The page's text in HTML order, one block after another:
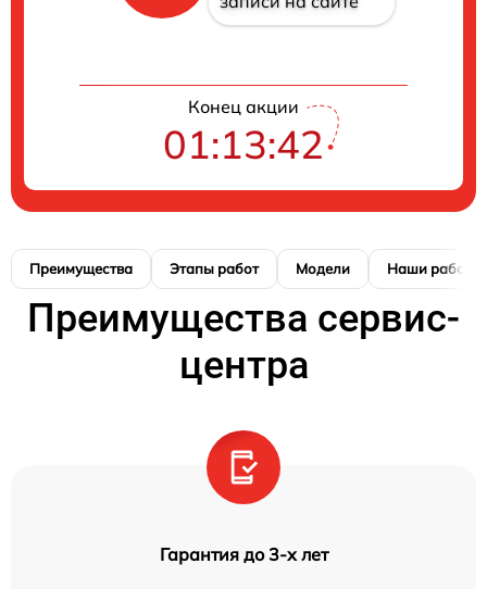
Конец акции
01:13:41
Преимущества Этапы работ Модели Наши работы
Преимущества сервис-
центра
Гарантия до 3-х лет